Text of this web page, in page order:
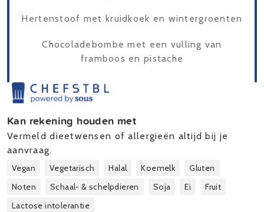
Hertenstoof met kruidkoek en wintergroenten
Chocoladebombe met een vulling van
framboos en pistache
Kan rekening houden met
Vermeld dieetwensen of allergieën altijd bij je
aanvraag.
Vegan Vegetarisch Halal Koemelk
Gluten
Noten
Schaal- & schelpdieren Soja Ei
Fruit
Lactose intolerantie